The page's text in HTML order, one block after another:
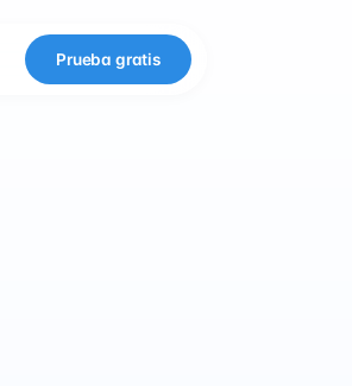
Prueba gratis